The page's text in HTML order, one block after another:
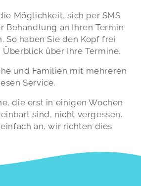
Möglichkeit, sich per SMS
Behandlung an Ihren Termin
So haben Sie den Kopf frei
über Ihre Termine.
und Familien mit mehreren
Service.
die erst in einigen Wochen
sind, nicht vergessen.
an, wir richten dies